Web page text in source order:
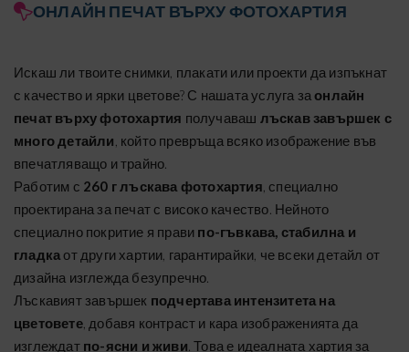
ОНЛАЙН ПЕЧАТ ВЪРХУ ФОТОХАРТИЯ
Искаш ли твоите снимки, плакати или проекти да изпъкнат
с качество и ярки цветове? С нашата услуга заонлайн
печат върху фотохартия получаваш лъскав завършек с
много детайли , който превръща всяко изображение във
впечатляващо и трайно.
Работим с 260 г лъскава фотохартия , специално
проектирана за печат с високо качество. Нейното
специално покритие я прави по-гъвкава, стабилна и
гладка от други хартии, гарантирайки, че всеки детайл от
дизайна изглежда безупречно.
Лъскавият завършек подчертава интензитета на
цветовете, добавя контраст и кара изображенията да
изглеждат по-ясни и живи. Това е идеалната хартия за